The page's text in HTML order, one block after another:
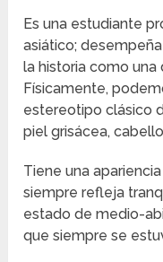
Es una estudiante
asiático;
la historia como una
Físicamente,
estereotipo clásico
piel grisácea,
Tiene una
siempre refleja
estado de medio-
que siempre se